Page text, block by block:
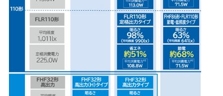
風力発電機器
日立産機システム
三菱電機